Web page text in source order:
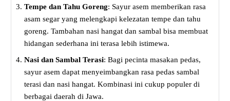
Tempe dan Tahu Goreng: Sayur asem memberikan rasa
asam segar yang melengkapi kelezatan tempe dan tahu
goreng. Tambahan nasi hangat dan sambal bisa membuat
hidangan sederhana ini terasa lebih istimewa.
Nasi dan Sambal Terasi: Bagi pecinta masakan pedas,
sayur asem dapat menyeimbangkan rasa pedas sambal
terasi dan nasi hangat. Kombinasi ini cukup populer di
berbagai daerah di Jawa.